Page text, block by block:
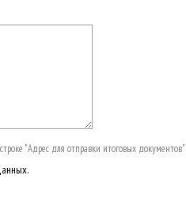
"Адрес для отправки итоговых документов"